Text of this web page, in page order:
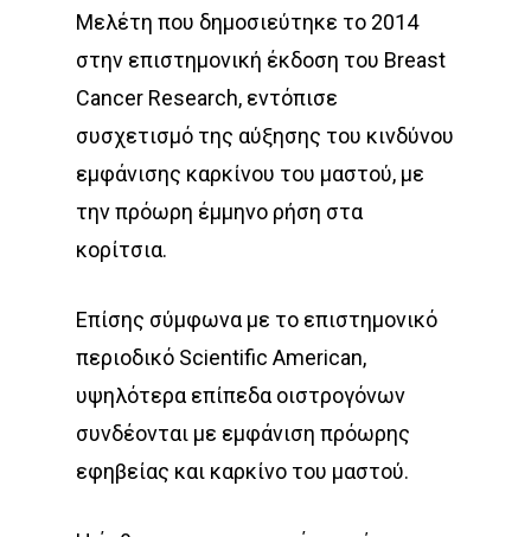
Μελέτη που δημοσιεύτηκε το 2014
στην επιστημονική έκδοση του Breast
Cancer Research, εντόπισε
συσχετισμό της αύξησης του κινδύνου
εμφάνισης καρκίνου του μαστού, με
την πρόωρη έμμηνο ρήση στα
κορίτσια.
Επίσης σύμφωνα με το επιστημονικό
περιοδικό Scientific American,
υψηλότερα επίπεδα οιστρογόνων
συνδέονται με εμφάνιση πρόωρης
εφηβείας και καρκίνο του μαστού.